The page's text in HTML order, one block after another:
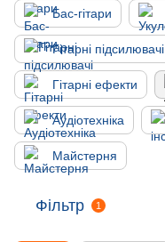
Бас-гітари
Гітарні підсилювачі
Гітарні ефекти
Аудіотехніка
Майстерня
Фільтр 1